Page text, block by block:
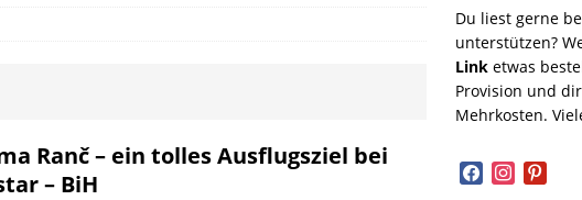
Delikatessen – Spezialitäten aus dem
Ranč – ein tolles Ausflugsziel bei
– BiH
Du liest gerne
unterstützen?
Linketwas
Provision und
Mehrkosten.
facebookinstagram
pinterest